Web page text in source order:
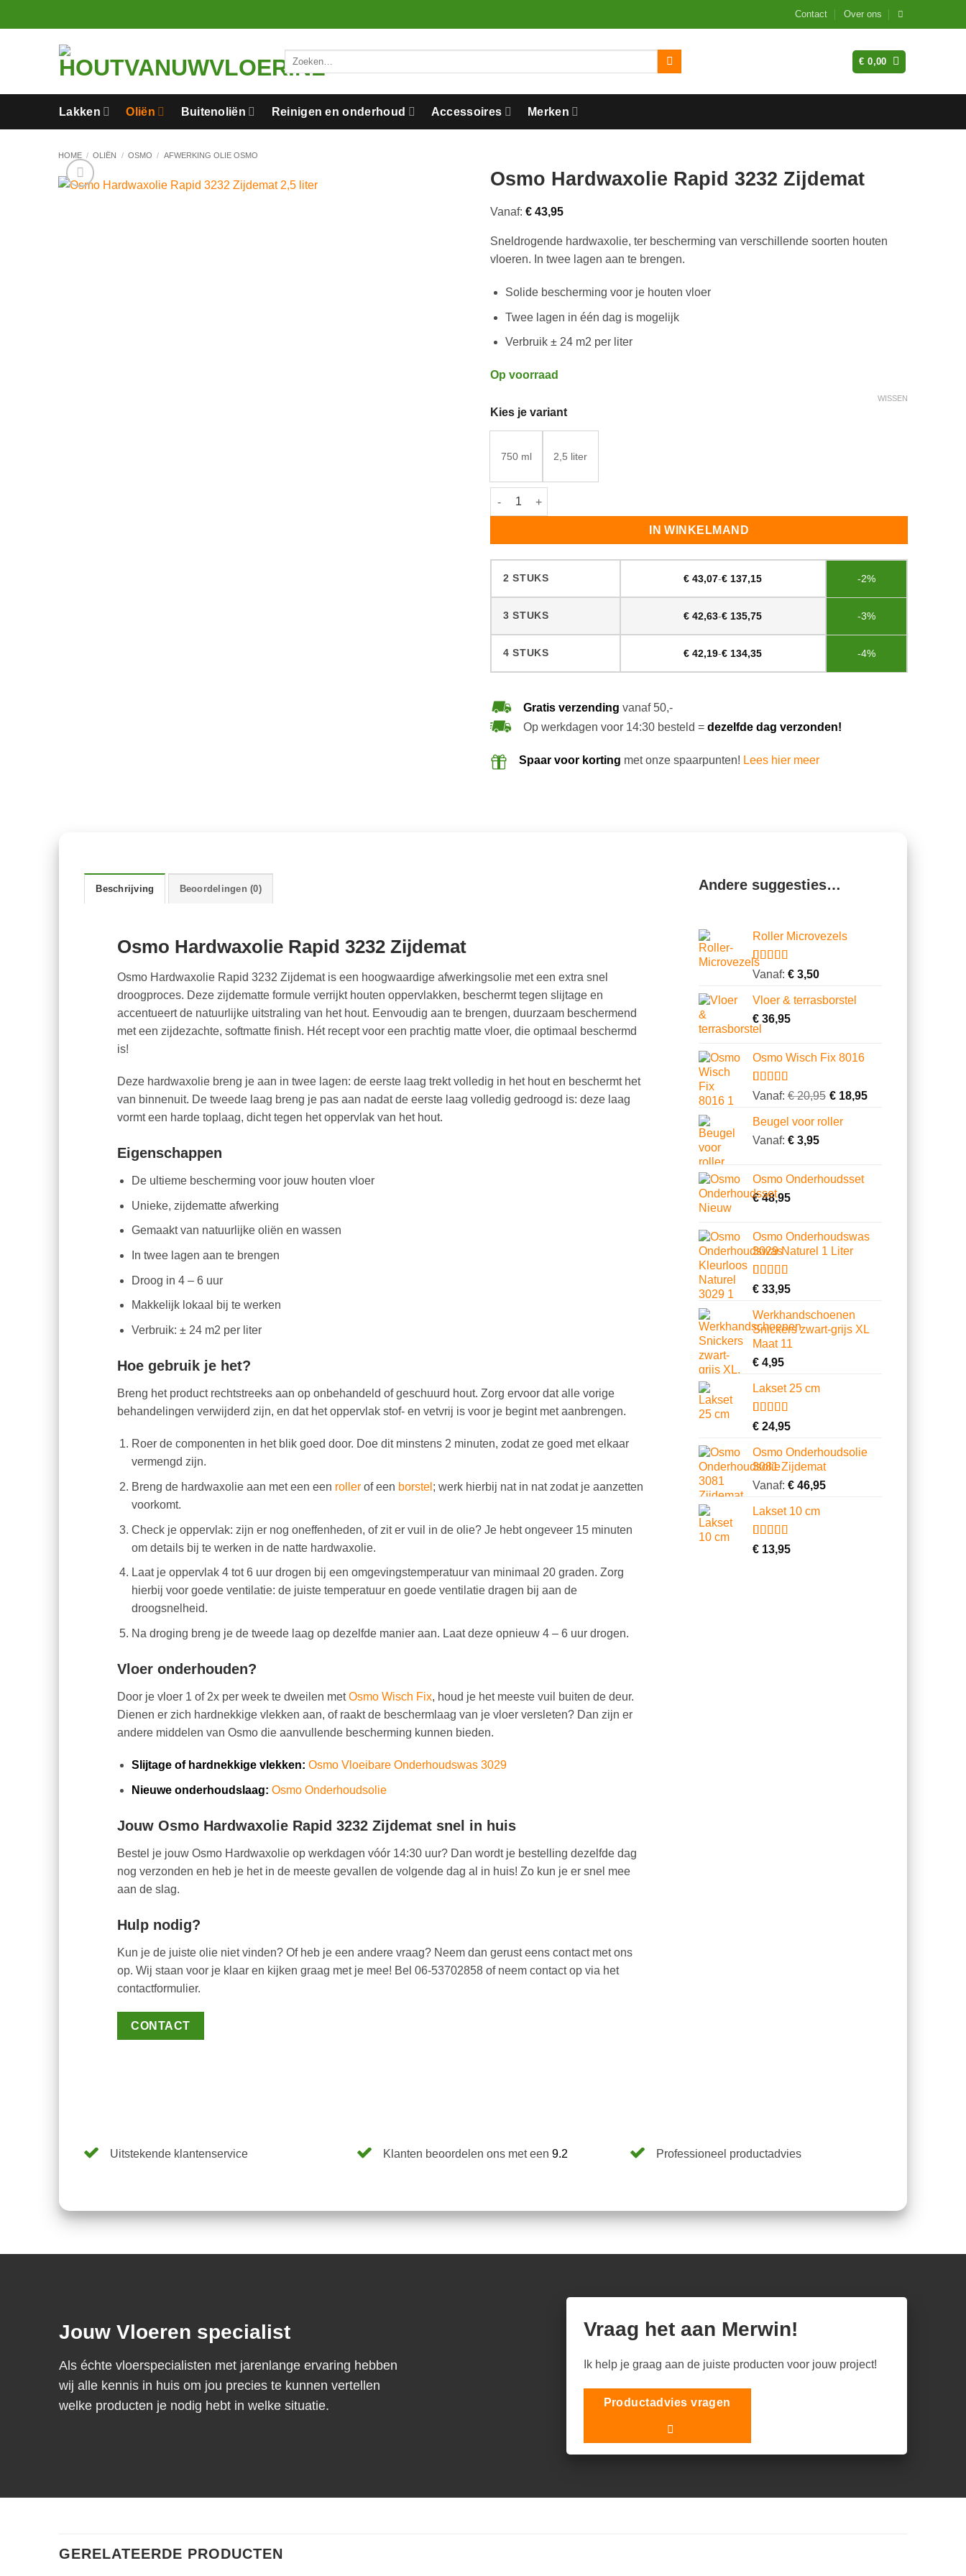
naar
Contact Over ons
Zoeken
naar:
€ 0,00
Lakken Oliën Buitenoliën Reinigen en onderhoud Accessoires Merken
HOME / OLIËN / OSMO / AFWERKING OLIE OSMO
Osmo Hardwaxolie Rapid 3232 Zijdemat
Vanaf: €43,95
Sneldrogende hardwaxolie, ter bescherming van verschillende soorten houten
vloeren. In twee lagen aan te brengen.
Solide bescherming voor je houten vloer
Twee lagen in één dag is mogelijk
Verbruik ± 24 m2 per liter
Op voorraad
Kies je variant
750 ml 2,5 liter
WISSEN
Osmo Hardwaxolie Rapid 3232 Zijdemat aantal
IN WINKELMAND
2 STUKS € 43,07-€ 137,15 -2%
3 STUKS € 42,63-€ 135,75 -3%
4 STUKS € 42,19-€ 134,35 -4%
Gratis verzending vanaf 50,-
Op werkdagen voor 14:30 besteld = dezelfde dag verzonden!
Spaar voor korting met onze spaarpunten! Lees hier meer
Beschrijving Beoordelingen (0)
Osmo Hardwaxolie Rapid 3232 Zijdemat
Osmo Hardwaxolie Rapid 3232 Zijdemat is een hoogwaardige afwerkingsolie met een extra snel
droogproces. Deze zijdematte formule verrijkt houten oppervlakken, beschermt tegen slijtage en
accentueert de natuurlijke uitstraling van het hout. Eenvoudig aan te brengen, duurzaam beschermend
met een zijdezachte, softmatte finish. Hét recept voor een prachtig matte vloer, die optimaal beschermd
is!
Deze hardwaxolie breng je aan in twee lagen: de eerste laag trekt volledig in het hout en beschermt het
van binnenuit. De tweede laag breng je pas aan nadat de eerste laag volledig gedroogd is: deze laag
vormt een harde toplaag, dicht tegen het oppervlak van het hout.
Eigenschappen
De ultieme bescherming voor jouw houten vloer
Unieke, zijdematte afwerking
Gemaakt van natuurlijke oliën en wassen
In twee lagen aan te brengen
Droog in 4 – 6 uur
Makkelijk lokaal bij te werken
Verbruik: ± 24 m2 per liter
Hoe gebruik je het?
Breng het product rechtstreeks aan op onbehandeld of geschuurd hout. Zorg ervoor dat alle vorige
behandelingen verwijderd zijn, en dat het oppervlak stof- en vetvrij is voor je begint met aanbrengen.
Roer de componenten in het blik goed door. Doe dit minstens 2 minuten, zodat ze goed met elkaar
vermengd zijn.
Breng de hardwaxolie aan met een een roller of een borstel ; werk hierbij nat in nat zodat je aanzetten
voorkomt.
Check je oppervlak: zijn er nog oneffenheden, of zit er vuil in de olie? Je hebt ongeveer 15 minuten
om details bij te werken in de natte hardwaxolie.
Laat je oppervlak 4 tot 6 uur drogen bij een omgevingstemperatuur van minimaal 20 graden. Zorg
hierbij voor goede ventilatie: de juiste temperatuur en goede ventilatie dragen bij aan de
droogsnelheid.
Na droging breng je de tweede laag op dezelfde manier aan. Laat deze opnieuw 4 – 6 uur drogen.
Vloer onderhouden?
Door je vloer 1 of 2x per week te dweilen metOsmo Wisch Fix, houd je het meeste vuil buiten de deur.
Dienen er zich hardnekkige vlekken aan, of raakt de beschermlaag van je vloer versleten? Dan zijn er
andere middelen van Osmo die aanvullende bescherming kunnen bieden.
Slijtage of hardnekkige vlekken: Osmo Vloeibare Onderhoudswas 3029
Nieuwe onderhoudslaag: Osmo Onderhoudsolie
Jouw Osmo Hardwaxolie Rapid 3232 Zijdemat snel in huis
Bestel je jouw Osmo Hardwaxolie op werkdagen vóór 14:30 uur? Dan wordt je bestelling dezelfde dag
nog verzonden en heb je het in de meeste gevallen de volgende dag al in huis! Zo kun je er snel mee
aan de slag.
Hulp nodig?
Kun je de juiste olie niet vinden? Of heb je een andere vraag? Neem dan gerust eens contact met ons
op. Wij staan voor je klaar en kijken graag met je mee! Bel 06-53702858 of neem contact op via het
contactformulier.
CONTACT
Andere suggesties…
Roller Microvezels
Gewaardeerd
gebaseerd
op
14
klantbeoordelingen
Vanaf: €3,50
Vloer & terrasborstel
€36,95
Osmo Wisch Fix 8016
Gewaardeerd
gebaseerd
op
1
klantbeoordeling
Vanaf: €20,95 €18,95
Beugel voor roller
Vanaf: €3,95
Osmo Onderhoudsset
€48,95
Osmo Onderhoudswas
3029 Naturel 1 Liter
Gewaardeerd
op 5
gebaseerd
op
1
klantbeoordeling
€33,95
Werkhandschoenen
Snickers zwart-grijs XL
Maat 11
€4,95
Lakset 25 cm
Gewaardeerd
op 5
gebaseerd
op
2
klantbeoordelingen
€24,95
Osmo Onderhoudsolie
3081 Zijdemat
Vanaf: €46,95
Lakset 10 cm
Gewaardeerd
op 5
5
€13,95
Uitstekende klantenservice Klanten beoordelen ons met een9.2 Professioneel productadvies
Jouw Vloeren specialist
Als échte vloerspecialisten met jarenlange ervaring hebben
wij alle kennis in huis om jou precies te kunnen vertellen
welke producten je nodig hebt in welke situatie.
Vraag het aan Merwin!
Ik help je graag aan de juiste producten voor jouw project!
Productadvies vragen
GERELATEERDE PRODUCTEN